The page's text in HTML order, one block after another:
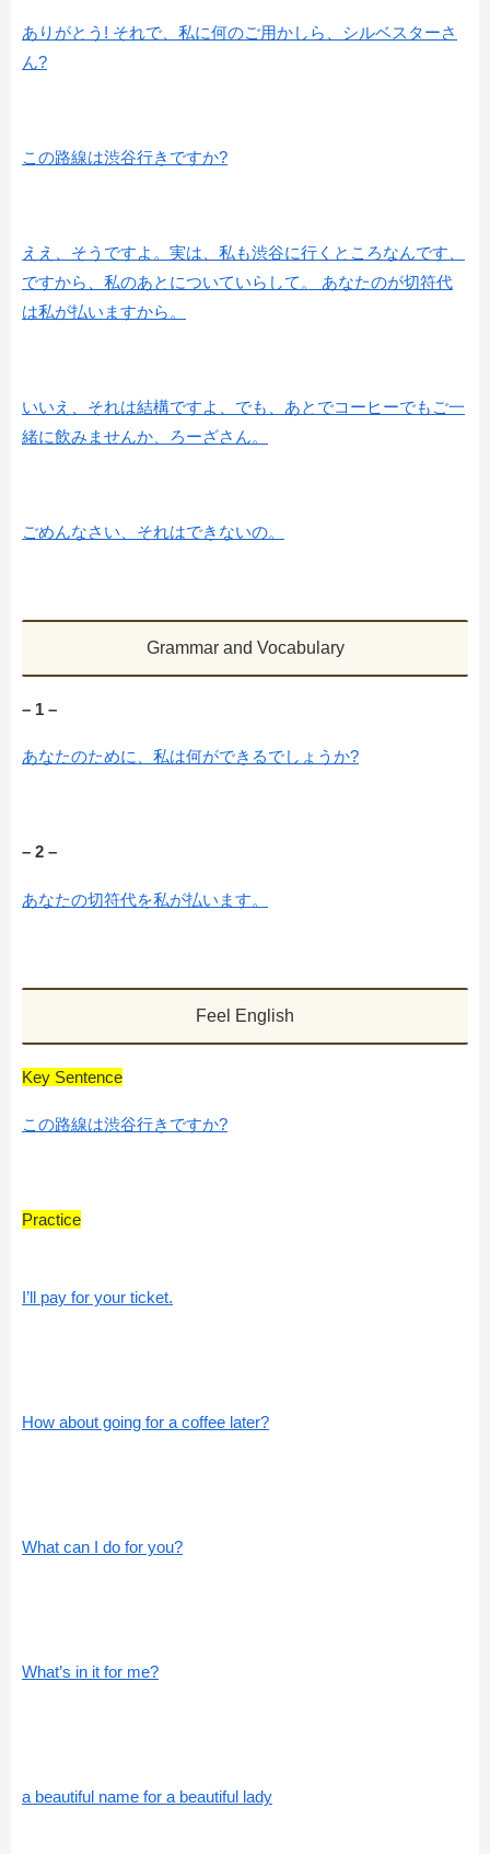
ありがとう! それで、私に何のご用かしら、シルベスターさ
ん?
この路線は渋谷行きですか?
ええ、そうですよ。実は、私も渋谷に行くところなんです、
ですから、私のあとについていらして。 あなたのが切符代
は私が払いますから。
いいえ、それは結構ですよ、でも、あとでコーヒーでもご一
緒に飲みませんか、ろーざさん。
ごめんなさい、それはできないの。
Grammar and Vocabulary
– 1 –
あなたのために、私は何ができるでしょうか?
– 2 –
あなたの切符代を私が払います。
Feel English
Key Sentence
この路線は渋谷行きですか?
Practice
I’ll pay for your ticket.
How about going for a coffee later?
What can I do for you?
What’s in it for me?
a beautiful name for a beautiful lady